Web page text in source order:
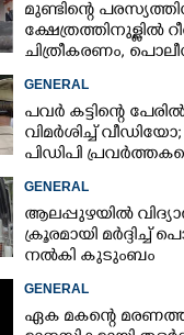
മുണ്ടിന്റെ
ക്ഷേത്രത്തിനുള്ളിൽ
ചിത്രീകരണം,
GENERAL
പവർ കട്ടിന്റെ
വിമർശിച്ച്
പിഡിപി
പൊലീസ്
GENERAL
ആലപ്പുഴയിൽ
ക്രൂരമായി മർദ്ദിച്ച്
നൽകി കുടുംബം
GENERAL
ഏക മകന്റെ